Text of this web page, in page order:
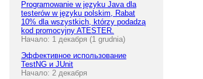
Programowanie w języku Java dla
testerów w języku polskim, Rabat
10% dla wszystkich, którzy podadzą
kod promocyjny ATESTER.
Начало: 1 декабря (1 grudnia)
Эффективное использование
TestNG и JUnit
Начало: 2 декабря